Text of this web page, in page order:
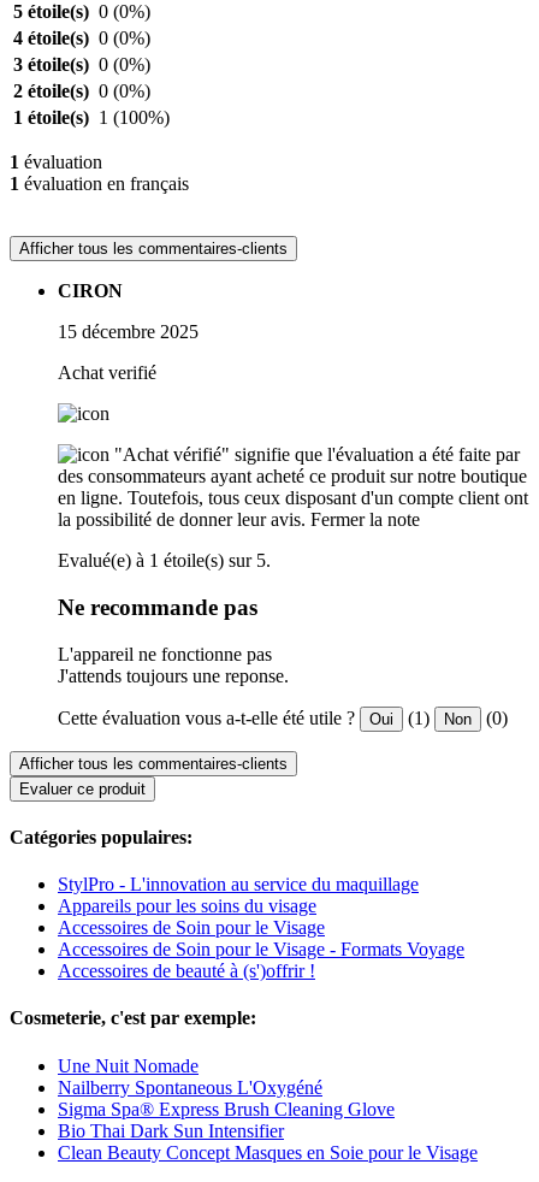
5 étoile(s) 0 (0%)
4 étoile(s) 0 (0%)
3 étoile(s) 0 (0%)
2 étoile(s) 0 (0%)
1 étoile(s) 1 (100%)
1 évaluation
1 évaluation en français
Afficher tous les commentaires-clients
CIRON
15 décembre 2025
Achat verifié
"Achat vérifié" signifie que l'évaluation a été faite par
des consommateurs ayant acheté ce produit sur notre boutique
en ligne. Toutefois, tous ceux disposant d'un compte client ont
la possibilité de donner leur avis. Fermer la note
Evalué(e) à 1 étoile(s) sur 5.
Ne recommande pas
L'appareil ne fonctionne pas
J'attends toujours une reponse.
Cette évaluation vous a-t-elle été utile ? Oui (1) Non (0)
Afficher tous les commentaires-clients
Evaluer ce produit
Catégories populaires:
StylPro - L'innovation au service du maquillage
Appareils pour les soins du visage
Accessoires de Soin pour le Visage
Accessoires de Soin pour le Visage - Formats Voyage
Accessoires de beauté à (s')offrir !
Cosmeterie, c'est par exemple:
Une Nuit Nomade
Nailberry Spontaneous L'Oxygéné
Sigma Spa® Express Brush Cleaning Glove
Bio Thai Dark Sun Intensifier
Clean Beauty Concept Masques en Soie pour le Visage